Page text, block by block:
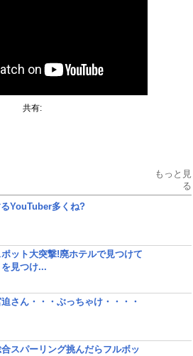
共有:
もっと見
る
YouTuber多くね?
ット大突撃!廃ホテルで見つけて
見つけ...
迫さん・・・ぶっちゃけ・・・・
スパーリング挑んだらフルボッ